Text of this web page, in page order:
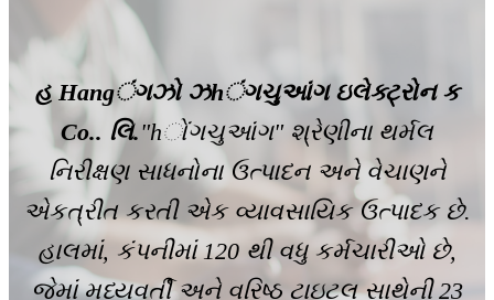
હ Hangંગઝો ઝhંગચુઆંગ ઇલેક્ટ્રોન ક
Co.. લિ."hોંગચુઆંગ" શ્રેણીના થર્મલ
નિરીક્ષણ સાધનોના ઉત્પાદન અને વેચાણને
એકત્રીત કરતી એક વ્યાવસાયિક ઉત્પાદક છે.
હાલમાં, કંપનીમાં 120 થી વધુ કર્મચારીઓ છે,
જેમાં મધ્યવર્તી અને વરિષ્ઠ ટાઇટલ સાથેની 23